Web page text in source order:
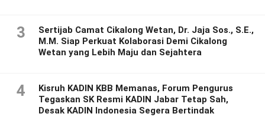
3
Sertijab Camat Cikalong Wetan, Dr. Jaja Sos., S.E.,
M.M. Siap Perkuat Kolaborasi Demi Cikalong
Wetan yang Lebih Maju dan Sejahtera
4
Kisruh KADIN KBB Memanas, Forum Pengurus
Tegaskan SK Resmi KADIN Jabar Tetap Sah,
Desak KADIN Indonesia Segera Bertindak